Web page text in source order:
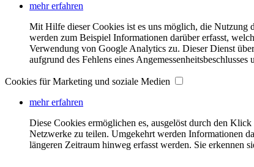
mehr erfahren
Mit Hilfe dieser Cookies ist es uns möglich, die Nutzung
werden zum Beispiel Informationen darüber erfasst,
Verwendung von Google Analytics zu. Dieser Dienst
aufgrund des Fehlens eines Angemessenheitsbeschlusses
Cookies für Marketing und soziale Medien
mehr erfahren
Diese Cookies ermöglichen es, ausgelöst durch den
Netzwerke zu teilen. Umgekehrt werden Informationen
längeren Zeitraum hinweg erfasst werden. Sie erkennen